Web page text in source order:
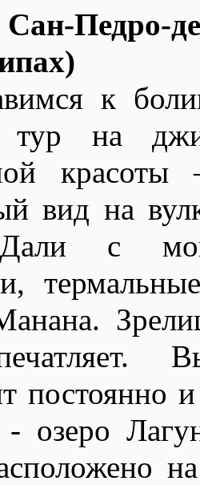
Сан-Педро-
к
тур на
вид на
с
постоянно
- озеро